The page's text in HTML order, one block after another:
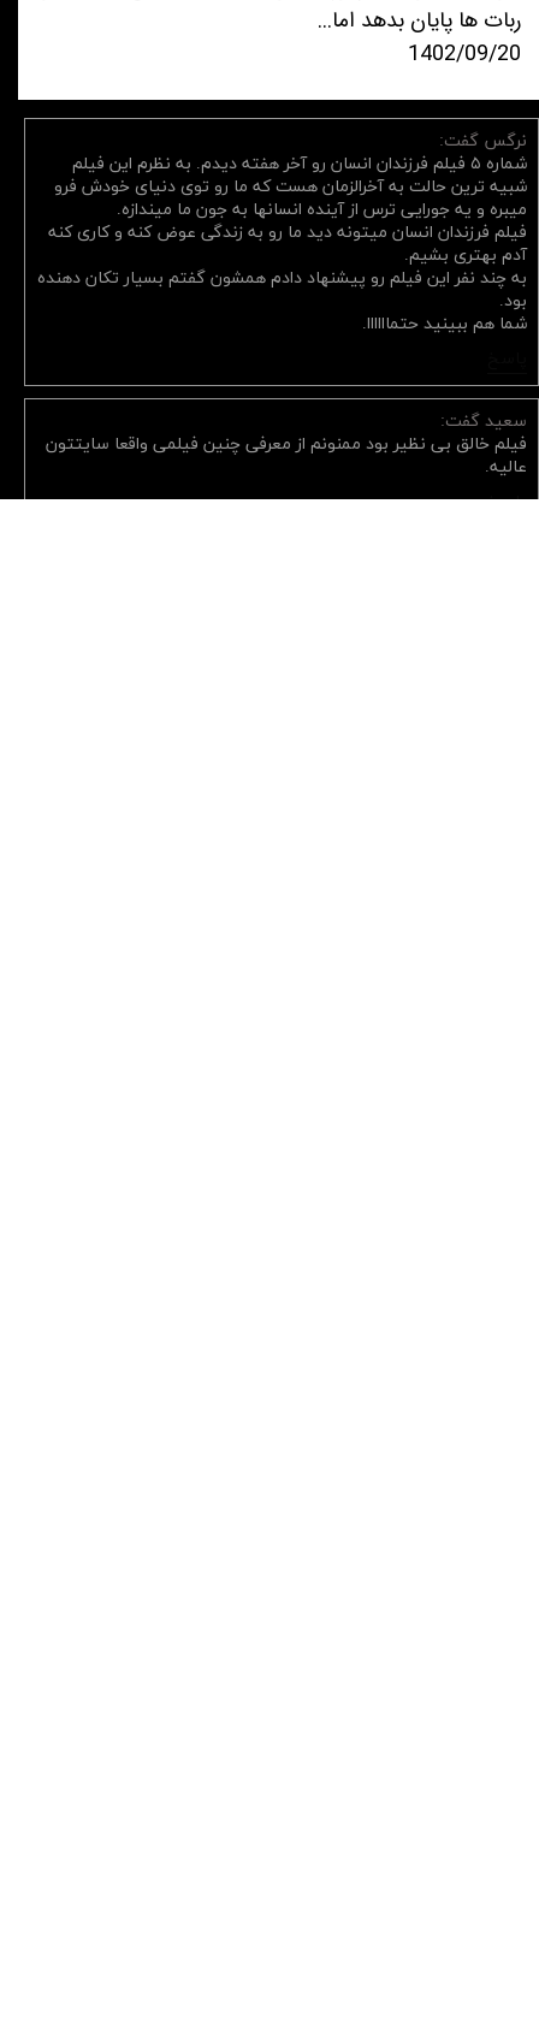
ربات ها پایان بدهد اما...
1402/09/20
نرگس گفت:
شماره ۵ فیلم فرزندان انسان رو آخر هفته دیدم. به نظرم این فیلم
شبیه ترین حالت به آخرالزمان هست که ما رو توی دنیای خودش فرو
میبره و یه جورایی ترس از آینده انسانها به جون ما میندازه.
فیلم فرزندان انسان میتونه دید ما رو به زندگی عوض کنه و کاری کنه
آدم بهتری بشیم.
به چند نفر این فیلم رو پیشنهاد دادم همشون گفتم بسیار تکان دهنده
بود.
شما هم ببینید حتماااااا.
سعید گفت:
فیلم خالق بی نظیر بود ممنونم از معرفی چنین فیلمی واقعا سایتتون
عالیه.
پاسخ